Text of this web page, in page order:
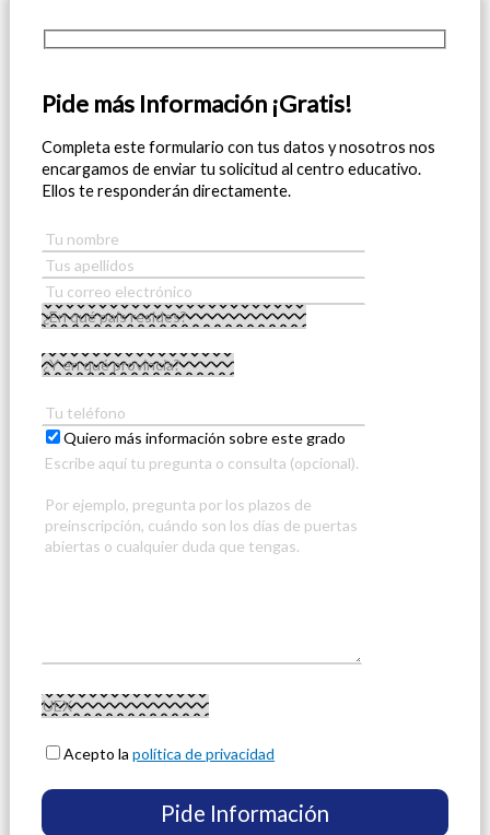
Pide más Información ¡Gratis!
Completa este formulario con tus datos y nosotros nos
encargamos de enviar tu solicitud al centro educativo.
Ellos te responderán directamente.
Quiero más información sobre este grado
Acepto lapolítica de privacidad